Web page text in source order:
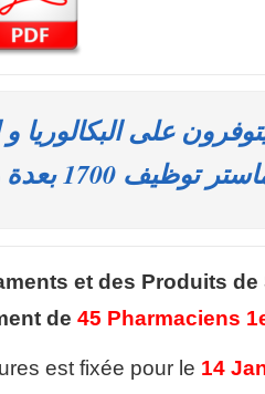
1700 بعدة مصالح و إدارات عمومية
et des Produits de
de 45 Pharmaciens
est fixée pour le 14